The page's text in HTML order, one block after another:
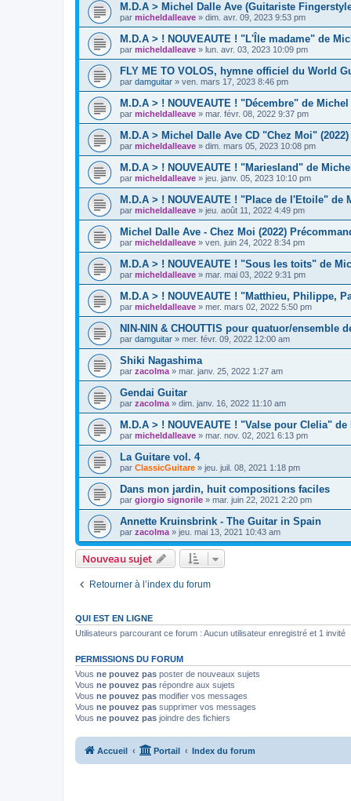
M.D.A > Michel Dalle Ave (Guitariste
par micheldalleave » dim. avr. 09, 2023 9:53 pm
M.D.A > ! NOUVEAUTE ! "L'Île madame" de
par micheldalleave » lun. avr. 03, 2023 10:09 pm
FLY ME TO VOLOS, hymne officiel du World
par damguitar » ven. mars 17, 2023 8:46 pm
M.D.A > ! NOUVEAUTE ! "Décembre" de
par micheldalleave » mar. févr. 08, 2022 9:37 pm
M.D.A > Michel Dalle Ave CD "Chez Moi"
par micheldalleave » dim. mars 05, 2023 10:08 pm
M.D.A > ! NOUVEAUTE ! "Mariesland" de
par micheldalleave » jeu. janv. 05, 2023 10:10 pm
M.D.A > ! NOUVEAUTE ! "Place de l'Etoile" de
par micheldalleave » jeu. août 11, 2022 4:49 pm
Michel Dalle Ave - Chez Moi (2022)
par micheldalleave » ven. juin 24, 2022 8:34 pm
M.D.A > ! NOUVEAUTE ! "Sous les toits" de
par micheldalleave » mar. mai 03, 2022 9:31 pm
M.D.A > ! NOUVEAUTE ! "Matthieu, Philippe,
par micheldalleave » mer. mars 02, 2022 5:50 pm
NIN-NIN & CHOUTTIS pour quatuor/ensemble
par damguitar » mer. févr. 09, 2022 12:00 am
Shiki Nagashima
par zacolma » mar. janv. 25, 2022 1:27 am
Gendai Guitar
par zacolma » dim. janv. 16, 2022 11:10 am
M.D.A > ! NOUVEAUTE ! "Valse pour Clelia"
par micheldalleave » mar. nov. 02, 2021 6:13 pm
La Guitare vol. 4
par ClassicGuitare » jeu. juil. 08, 2021 1:18 pm
Dans mon jardin, huit compositions faciles
par giorgio signorile » mar. juin 22, 2021 2:20 pm
Annette Kruinsbrink - The Guitar in Spain
par zacolma » jeu. mai 13, 2021 10:43 am
Nouveau sujet
Retourner à l’index du forum
QUI EST EN LIGNE
Utilisateurs parcourant ce forum : Aucun utilisateur enregistré et 1 invité
PERMISSIONS DU FORUM
Vous ne pouvez pas poster de nouveaux sujets
Vous ne pouvez pas répondre aux sujets
Vous ne pouvez pas modifier vos messages
Vous ne pouvez pas supprimer vos messages
Vous ne pouvez pas joindre des fichiers
Accueil Portail Index du forum